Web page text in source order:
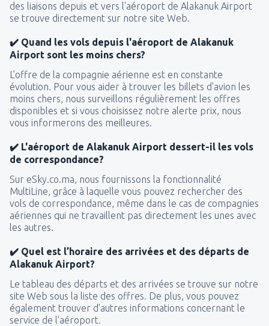
des liaisons depuis et vers l'aéroport de Alakanuk Airport
se trouve directement sur notre site Web.
✔️ Quand les vols depuis l'aéroport de Alakanuk
Airport sont les moins chers?
L’offre de la compagnie aérienne est en constante
évolution. Pour vous aider à trouver les billets d'avion les
moins chers, nous surveillons régulièrement les offres
disponibles et si vous choisissez notre alerte prix, nous
vous informerons des meilleures.
✔️ L'aéroport de Alakanuk Airport dessert-il les vols
de correspondance?
Sur eSky.co.ma, nous fournissons la fonctionnalité
MultiLine, grâce à laquelle vous pouvez rechercher des
vols de correspondance, même dans le cas de compagnies
aériennes qui ne travaillent pas directement les unes avec
les autres.
✔️ Quel est l’horaire des arrivées et des départs de
Alakanuk Airport?
Le tableau des départs et des arrivées se trouve sur notre
site Web sous la liste des offres. De plus, vous pouvez
également trouver d'autres informations concernant le
service de l'aéroport.